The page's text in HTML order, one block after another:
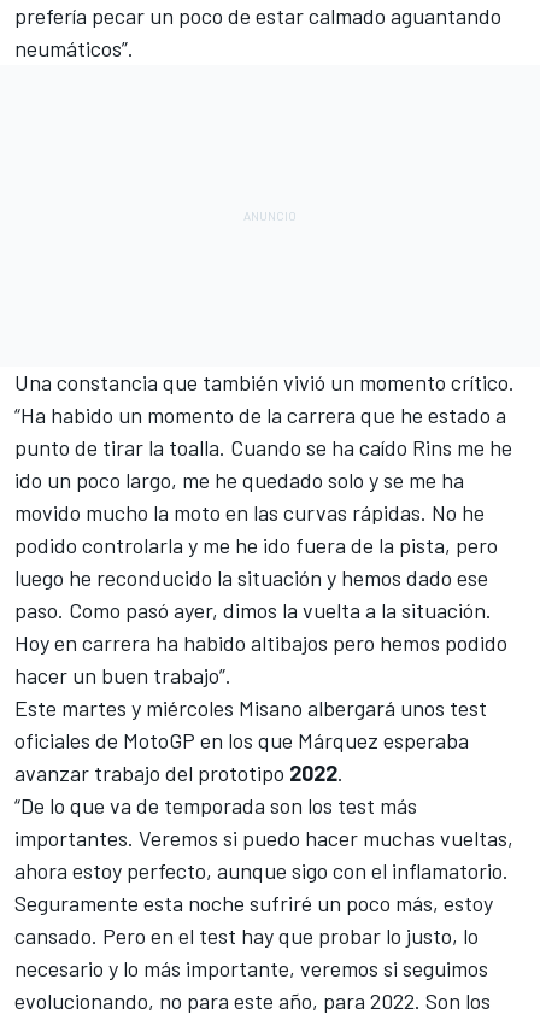
prefería pecar un poco de estar calmado aguantando
neumáticos”.
Una constancia que también vivió un momento crítico.
“Ha habido un momento de la carrera que he estado a
punto de tirar la toalla. Cuando se ha caído Rins me he
ido un poco largo, me he quedado solo y se me ha
movido mucho la moto en las curvas rápidas. No he
podido controlarla y me he ido fuera de la pista, pero
luego he reconducido la situación y hemos dado ese
paso. Como pasó ayer, dimos la vuelta a la situación.
Hoy en carrera ha habido altibajos pero hemos podido
hacer un buen trabajo”.
Este martes y miércoles Misano albergará unos test
oficiales de MotoGP en los que Márquez esperaba
avanzar trabajo del prototipo 2022.
“De lo que va de temporada son los test más
importantes. Veremos si puedo hacer muchas vueltas,
ahora estoy perfecto, aunque sigo con el inflamatorio.
Seguramente esta noche sufriré un poco más, estoy
cansado. Pero en el test hay que probar lo justo, lo
necesario y lo más importante, veremos si seguimos
evolucionando, no para este año, para 2022. Son los